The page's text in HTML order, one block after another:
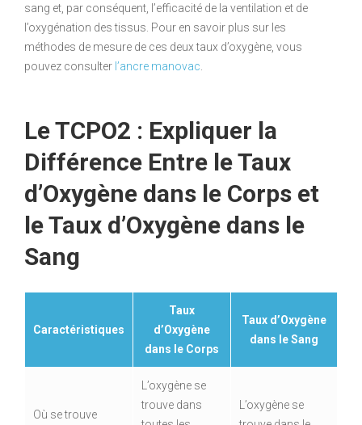
sang et, par conséquent, l’efficacité de la ventilation et de
l’oxygénation des tissus. Pour en savoir plus sur les
méthodes de mesure de ces deux taux d’oxygène, vous
pouvez consulter l’ancre manovac
Le TCPO2 : Expliquer la
Différence Entre le Taux
d’Oxygène dans le Corps et
le Taux d’Oxygène dans le
Sang
Caractéristiques
Taux
d’Oxygène
dans le Corps
Taux d’Oxygène
dans le Sang
Où se trouve
L’oxygène se
trouve dans
L’oxygène se